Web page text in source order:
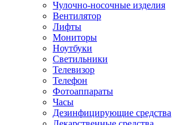
Чулочно-носочные изделия
Вентилятор
Лифты
Мониторы
Ноутбуки
Светильники
Телевизор
Телефон
Фотоаппараты
Часы
Дезинфицирующие средства